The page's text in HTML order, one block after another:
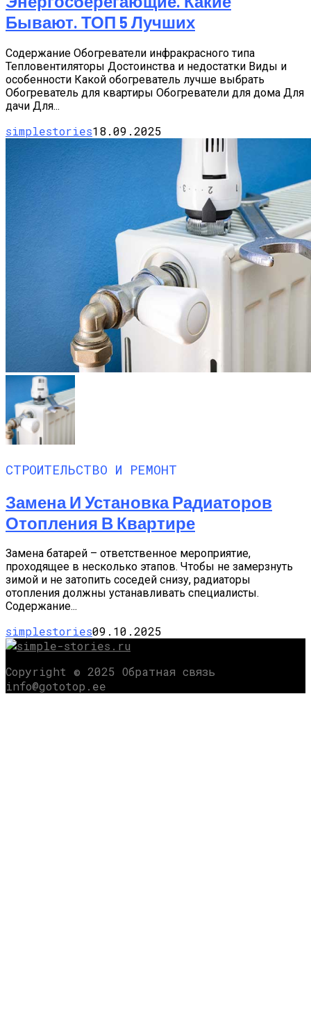
Бывают. ТОП 5 Лучших
Содержание Обогреватели инфракрасного типа
Тепловентиляторы Достоинства и недостатки Виды и
особенности Какой обогреватель лучше выбрать
Обогреватель для квартиры Обогреватели для дома Для
дачи Для...
simplestories18.09.2025
СТРОИТЕЛЬСТВО И РЕМОНТ
Замена И Установка Радиаторов
Отопления В Квартире
Замена батарей – ответственное мероприятие,
проходящее в несколько этапов. Чтобы не замерзнуть
зимой и не затопить соседей снизу, радиаторы
отопления должны устанавливать специалисты.
Содержание...
simplestories09.10.2025
Copyright © 2025 Обратная связь
info@gototop.ee